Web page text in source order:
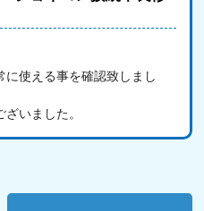
使える事を確認致しまし
いました。